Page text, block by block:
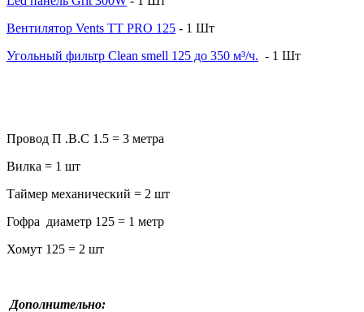
Вентилятор Vents TT PRO 125 - 1 Шт
Угольный фильтр Clean smell 125 до 350 м³/ч. - 1 Шт
Провод П .В.С 1.5 = 3 метра
Вилка = 1 шт
Таймер механический = 2 шт
Гофра диаметр 125 = 1 метр
Хомут 125 = 2 шт
Дополнительно: